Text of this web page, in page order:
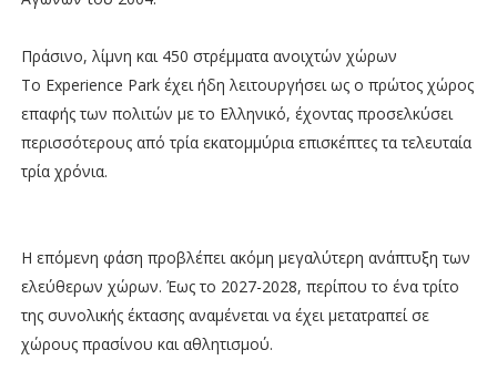
Πράσινο, λίμνη και 450 στρέμματα ανοιχτών χώρων
Το Experience Park έχει ήδη λειτουργήσει ως ο πρώτος χώρος
επαφής των πολιτών με το Ελληνικό, έχοντας προσελκύσει
περισσότερους από τρία εκατομμύρια επισκέπτες τα τελευταία
τρία χρόνια.
Η επόμενη φάση προβλέπει ακόμη μεγαλύτερη ανάπτυξη των
ελεύθερων χώρων. Έως το 2027-2028, περίπου το ένα τρίτο
της συνολικής έκτασης αναμένεται να έχει μετατραπεί σε
χώρους πρασίνου και αθλητισμού.